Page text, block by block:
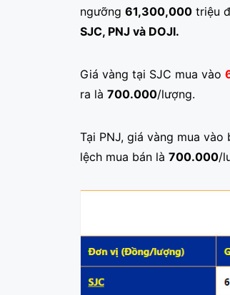
ngưỡng 61,300,000 triệu
SJC, PNJ và DOJI.
Giá vàng tại SJC mua vào
ra là 700.000/lượng.
Tại PNJ, giá vàng mua vào
lệch mua bán là 700.000/